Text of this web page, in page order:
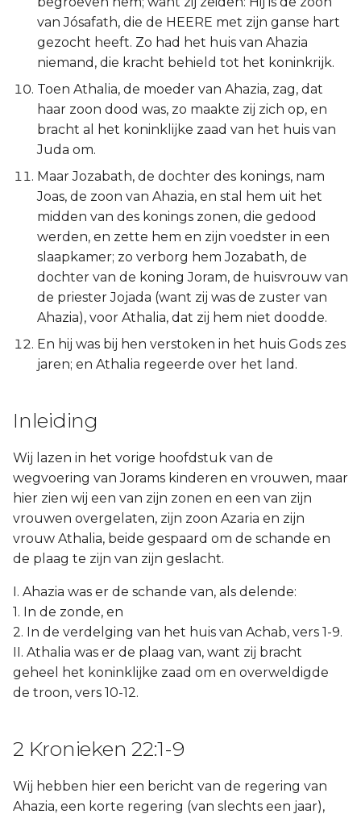
Openbaring
van Jósafath, die de HEERE met zijn ganse hart
gezocht heeft. Zo had het huis van Ahazia
niemand, die kracht behield tot het koninkrijk.
Toen Athalia, de moeder van Ahazia, zag, dat
haar zoon dood was, zo maakte zij zich op, en
bracht al het koninklijke zaad van het huis van
Juda om.
Maar Jozabath, de dochter des konings, nam
Joas, de zoon van Ahazia, en stal hem uit het
midden van des konings zonen, die gedood
werden, en zette hem en zijn voedster in een
slaapkamer; zo verborg hem Jozabath, de
dochter van de koning Joram, de huisvrouw van
de priester Jojada (want zij was de zuster van
Ahazia), voor Athalia, dat zij hem niet doodde.
En hij was bij hen verstoken in het huis Gods zes
jaren; en Athalia regeerde over het land.
Inleiding
Wij lazen in het vorige hoofdstuk van de
wegvoering van Jorams kinderen en vrouwen, maar
hier zien wij een van zijn zonen en een van zijn
vrouwen overgelaten, zijn zoon Azaria en zijn
vrouw Athalia, beide gespaard om de schande en
de plaag te zijn van zijn geslacht.
I. Ahazia was er de schande van, als delende:
1. In de zonde, en
2. In de verdelging van het huis van Achab, vers 1-9.
II. Athalia was er de plaag van, want zij bracht
geheel het koninklijke zaad om en overweldigde
de troon, vers 10-12.
2 Kronieken 22:1-9
Wij hebben hier een bericht van de regering van
Ahazia, een korte regering (van slechts een jaar),